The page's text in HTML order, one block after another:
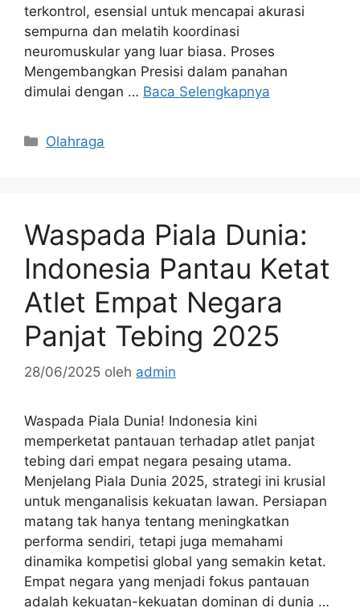
terkontrol, esensial untuk mencapai akurasi
sempurna dan melatih koordinasi
neuromuskular yang luar biasa. Proses
Mengembangkan Presisi dalam panahan
dimulai dengan … Baca Selengkapnya
Kategori
Olahraga
Waspada Piala Dunia:
Indonesia Pantau Ketat
Atlet Empat Negara
Panjat Tebing 2025
28/06/2025 oleh admin
Waspada Piala Dunia! Indonesia kini
memperketat pantauan terhadap atlet panjat
tebing dari empat negara pesaing utama.
Menjelang Piala Dunia 2025, strategi ini krusial
untuk menganalisis kekuatan lawan. Persiapan
matang tak hanya tentang meningkatkan
performa sendiri, tetapi juga memahami
dinamika kompetisi global yang semakin ketat.
Empat negara yang menjadi fokus pantauan
adalah kekuatan-kekuatan dominan di dunia …